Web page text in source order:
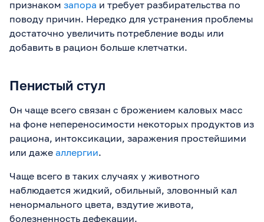
признаком запора и требует разбирательства по
поводу причин. Нередко для устранения проблемы
достаточно увеличить потребление воды или
добавить в рацион больше клетчатки.
Пенистый стул
Он чаще всего связан с брожением каловых масс
на фоне непереносимости некоторых продуктов из
рациона, интоксикации, заражения простейшими
или даже аллергии.
Чаще всего в таких случаях у животного
наблюдается жидкий, обильный, зловонный кал
ненормального цвета, вздутие живота,
болезненность дефекации.